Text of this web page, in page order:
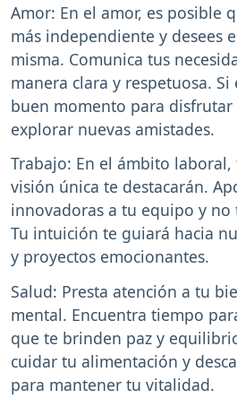
Amor: En el amor, es posible
más independiente y desees
misma. Comunica tus
manera clara y respetuosa. Si
buen momento para
explorar nuevas amistades.
Trabajo: En el ámbito
visión única te destacarán.
innovadoras a tu equipo y no
Tu intuición te guiará hacia
y proyectos emocionantes.
Salud: Presta atención a tu
mental. Encuentra tiempo
que te brinden paz y
cuidar tu alimentación y
para mantener tu vitalidad.